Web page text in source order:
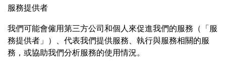
服務提供者
我們可能會僱用第三方公司和個人來促進我們的服務（「服
務提供者」）、代表我們提供服務、執行與服務相關的服
務，或協助我們分析服務的使用情況。